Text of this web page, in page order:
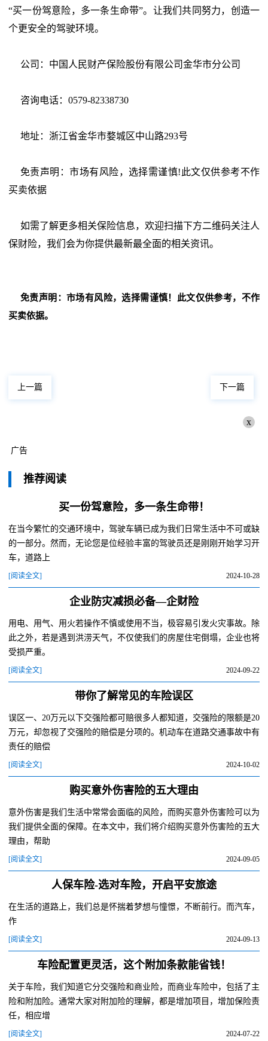
“买一份驾意险，多一条生命带”。让我们共同努力，创造一
个更安全的驾驶环境。
公司：中国人民财产保险股份有限公司金华市分公司
咨询电话：0579-82338730
地址：浙江省金华市婺城区中山路293号
免责声明：市场有风险，选择需谨慎!此文仅供参考不作
买卖依据
如需了解更多相关保险信息，欢迎扫描下方二维码关注人
保财险，我们会为你提供最新最全面的相关资讯。
免责声明：市场有风险，选择需谨慎！此文仅供参考，不作
买卖依据。
上一篇 下一篇
x
广告
推荐阅读
买一份驾意险，多一条生命带！
在当今繁忙的交通环境中，驾驶车辆已成为我们日常生活中不可或缺
的一部分。然而，无论您是位经验丰富的驾驶员还是刚刚开始学习开
车，道路上
[阅读全文] 2024-10-28
企业防灾减损必备—企财险
用电、用气、用火若操作不慎或使用不当，极容易引发火灾事故。除
此之外，若是遇到洪涝天气，不仅使我们的房屋住宅倒塌，企业也将
受损严重。
[阅读全文] 2024-09-22
带你了解常见的车险误区
误区一、20万元以下交强险都可赔很多人都知道，交强险的限额是20
万元，却忽视了交强险的赔偿是分项的。机动车在道路交通事故中有
责任的赔偿
[阅读全文] 2024-10-02
购买意外伤害险的五大理由
意外伤害是我们生活中常常会面临的风险，而购买意外伤害险可以为
我们提供全面的保障。在本文中，我们将介绍购买意外伤害险的五大
理由，帮助
[阅读全文] 2024-09-05
人保车险-选对车险，开启平安旅途
在生活的道路上，我们总是怀揣着梦想与憧憬，不断前行。而汽车，
作
[阅读全文] 2024-09-13
车险配置更灵活，这个附加条款能省钱！
关于车险，我们知道它分交强险和商业险，而商业车险中，包括了主
险和附加险。通常大家对附加险的理解，都是增加项目，增加保险责
任，相应增
[阅读全文] 2024-07-22